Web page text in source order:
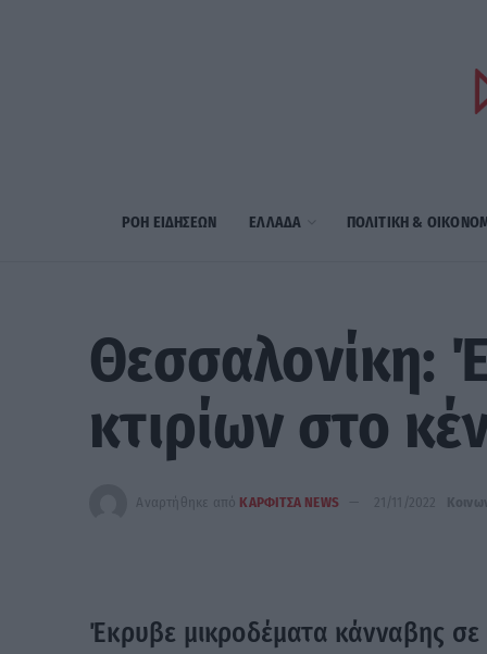
ΡΟΗ ΕΙΔΗΣΕΩΝ ΕΛΛΑΔΑ ΠΟΛΙΤΙΚΗ &
Θεσσαλονίκη:
κτιρίων στο
Αναρτήθηκε από ΚΑΡΦΙΤΣΑ NEWS 21/11/2022
Έκρυβε μικροδέματα κάνναβης σε